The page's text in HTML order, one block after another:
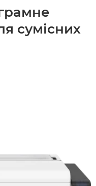
сумісних